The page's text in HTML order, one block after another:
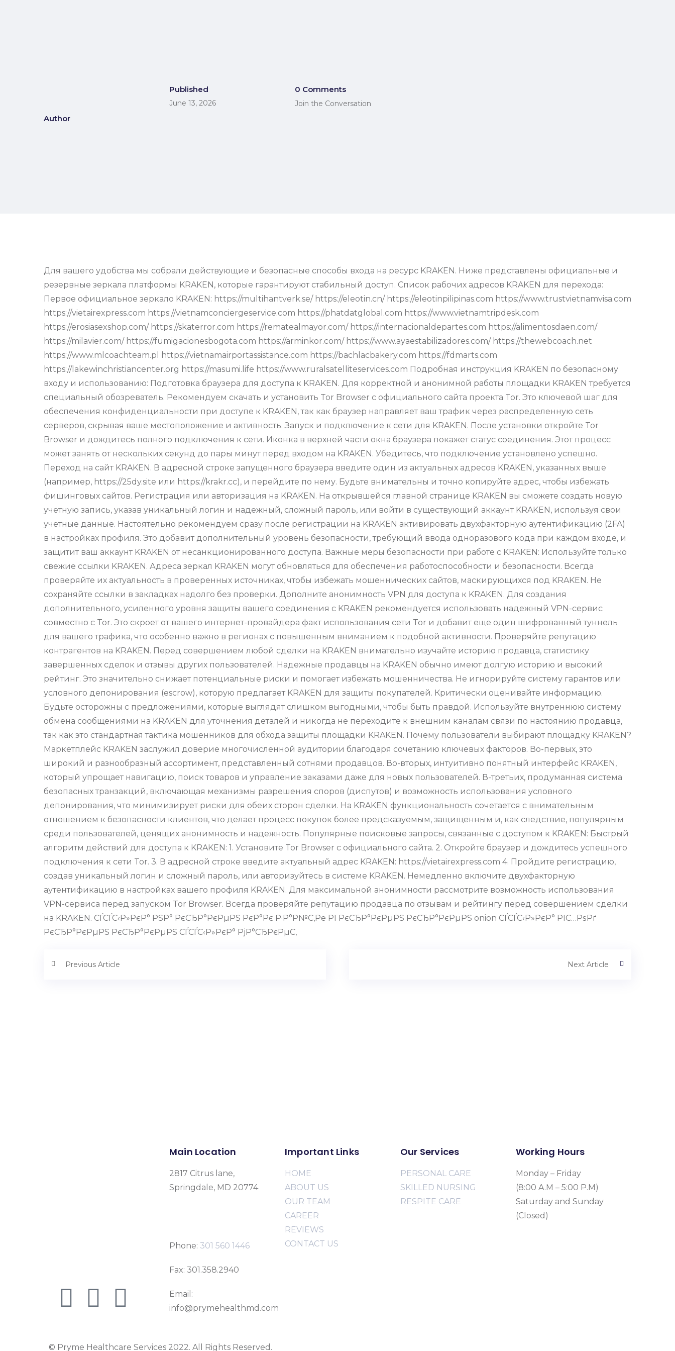
Author
Published
June 13, 2026
0 Comments
Join the Conversation
Для вашего удобства мы собрали действующие и безопасные способы входа на ресурс KRAKEN. Ниже представлены официальные и
резервные зеркала платформы KRAKEN, которые гарантируют стабильный доступ. Список рабочих адресов KRAKEN для перехода:
Первое официальное зеркало KRAKEN: https://multihantverk.se/ https://eleotin.cn/ https://eleotinpilipinas.com https://www.trustvietnamvisa.com
https://vietairexpress.com https://vietnamconciergeservice.com https://phatdatglobal.com https://www.vietnamtripdesk.com
https://erosiasexshop.com/ https://skaterror.com https://rematealmayor.com/ https://internacionaldepartes.com https://alimentosdaen.com/
https://milavier.com/ https://fumigacionesbogota.com https://arminkor.com/ https://www.ayaestabilizadores.com/ https://thewebcoach.net
https://www.mlcoachteam.pl https://vietnamairportassistance.com https://bachlacbakery.com https://fdmarts.com
https://lakewinchristiancenter.org https://masumi.life https://www.ruralsatelliteservices.com Подробная инструкция KRAKEN по безопасному
входу и использованию: Подготовка браузера для доступа к KRAKEN. Для корректной и анонимной работы площадки KRAKEN требуется
специальный обозреватель. Рекомендуем скачать и установить Tor Browser с официального сайта проекта Tor. Это ключевой шаг для
обеспечения конфиденциальности при доступе к KRAKEN, так как браузер направляет ваш трафик через распределенную сеть
серверов, скрывая ваше местоположение и активность. Запуск и подключение к сети для KRAKEN. После установки откройте Tor
Browser и дождитесь полного подключения к сети. Иконка в верхней части окна браузера покажет статус соединения. Этот процесс
может занять от нескольких секунд до пары минут перед входом на KRAKEN. Убедитесь, что подключение установлено успешно.
Переход на сайт KRAKEN. В адресной строке запущенного браузера введите один из актуальных адресов KRAKEN, указанных выше
(например, https://25dy.site или https://krakr.cc), и перейдите по нему. Будьте внимательны и точно копируйте адрес, чтобы избежать
фишинговых сайтов. Регистрация или авторизация на KRAKEN. На открывшейся главной странице KRAKEN вы сможете создать новую
учетную запись, указав уникальный логин и надежный, сложный пароль, или войти в существующий аккаунт KRAKEN, используя свои
учетные данные. Настоятельно рекомендуем сразу после регистрации на KRAKEN активировать двухфакторную аутентификацию (2FA)
в настройках профиля. Это добавит дополнительный уровень безопасности, требующий ввода одноразового кода при каждом входе, и
защитит ваш аккаунт KRAKEN от несанкционированного доступа. Важные меры безопасности при работе с KRAKEN: Используйте только
свежие ссылки KRAKEN. Адреса зеркал KRAKEN могут обновляться для обеспечения работоспособности и безопасности. Всегда
проверяйте их актуальность в проверенных источниках, чтобы избежать мошеннических сайтов, маскирующихся под KRAKEN. Не
сохраняйте ссылки в закладках надолго без проверки. Дополните анонимность VPN для доступа к KRAKEN. Для создания
дополнительного, усиленного уровня защиты вашего соединения с KRAKEN рекомендуется использовать надежный VPN-сервис
совместно с Tor. Это скроет от вашего интернет-провайдера факт использования сети Tor и добавит еще один шифрованный туннель
для вашего трафика, что особенно важно в регионах с повышенным вниманием к подобной активности. Проверяйте репутацию
контрагентов на KRAKEN. Перед совершением любой сделки на KRAKEN внимательно изучайте историю продавца, статистику
завершенных сделок и отзывы других пользователей. Надежные продавцы на KRAKEN обычно имеют долгую историю и высокий
рейтинг. Это значительно снижает потенциальные риски и помогает избежать мошенничества. Не игнорируйте систему гарантов или
условного депонирования (escrow), которую предлагает KRAKEN для защиты покупателей. Критически оценивайте информацию.
Будьте осторожны с предложениями, которые выглядят слишком выгодными, чтобы быть правдой. Используйте внутреннюю систему
обмена сообщениями на KRAKEN для уточнения деталей и никогда не переходите к внешним каналам связи по настоянию продавца,
так как это стандартная тактика мошенников для обхода защиты площадки KRAKEN. Почему пользователи выбирают площадку KRAKEN?
Маркетплейс KRAKEN заслужил доверие многочисленной аудитории благодаря сочетанию ключевых факторов. Во-первых, это
широкий и разнообразный ассортимент, представленный сотнями продавцов. Во-вторых, интуитивно понятный интерфейс KRAKEN,
который упрощает навигацию, поиск товаров и управление заказами даже для новых пользователей. В-третьих, продуманная система
безопасных транзакций, включающая механизмы разрешения споров (диспутов) и возможность использования условного
депонирования, что минимизирует риски для обеих сторон сделки. На KRAKEN функциональность сочетается с внимательным
отношением к безопасности клиентов, что делает процесс покупок более предсказуемым, защищенным и, как следствие, популярным
среди пользователей, ценящих анонимность и надежность. Популярные поисковые запросы, связанные с доступом к KRAKEN: Быстрый
алгоритм действий для доступа к KRAKEN: 1. Установите Tor Browser с официального сайта. 2. Откройте браузер и дождитесь успешного
подключения к сети Tor. 3. В адресной строке введите актуальный адрес KRAKEN: https://vietairexpress.com 4. Пройдите регистрацию,
создав уникальный логин и сложный пароль, или авторизуйтесь в системе KRAKEN. Немедленно включите двухфакторную
аутентификацию в настройках вашего профиля KRAKEN. Для максимальной анонимности рассмотрите возможность использования
VPN-сервиса перед запуском Tor Browser. Всегда проверяйте репутацию продавца по отзывам и рейтингу перед совершением сделки
на KRAKEN. СЃСЃС‹Р»РєР° РЅР° РєСЂР°РєРµРЅ РєР°Рє Р·Р°Р№С‚Рё РІ РєСЂР°РєРµРЅ РєСЂР°РєРµРЅ onion СЃСЃС‹Р»РєР° РІС…РѕРґ
РєСЂР°РєРµРЅ РєСЂР°РєРµРЅ СЃСЃС‹Р»РєР° РјР°СЂРєРµС‚
Previous Article Next Article
Main Location
2817 Citrus lane,
Springdale, MD 20774
Phone: 301 560 1446
Fax: 301.358.2940
Email:
info@prymehealthmd.com
Important Links
HOME
ABOUT US
OUR TEAM
CAREER
REVIEWS
CONTACT US
Our Services
PERSONAL CARE
SKILLED NURSING
RESPITE CARE
Working Hours
Monday – Friday
(8:00 A.M – 5:00 P.M)
Saturday and Sunday
(Closed)
© Pryme Healthcare Services 2022. All Rights Reserved.